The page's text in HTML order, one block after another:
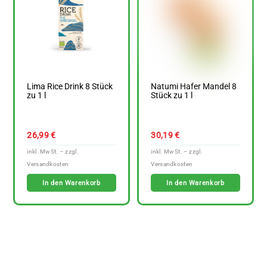
Lima Rice Drink 8 Stück
zu 1 l
26,99€
In den Warenkorb
Natumi Hafer Mandel 8
Stück zu 1 l
30,19€
In den Warenkorb